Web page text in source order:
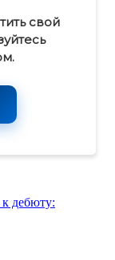
свой
дебюту: